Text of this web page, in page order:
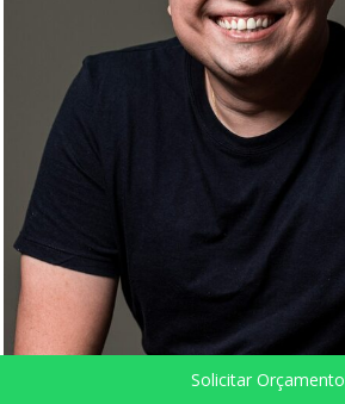
Solicitar Orçamento